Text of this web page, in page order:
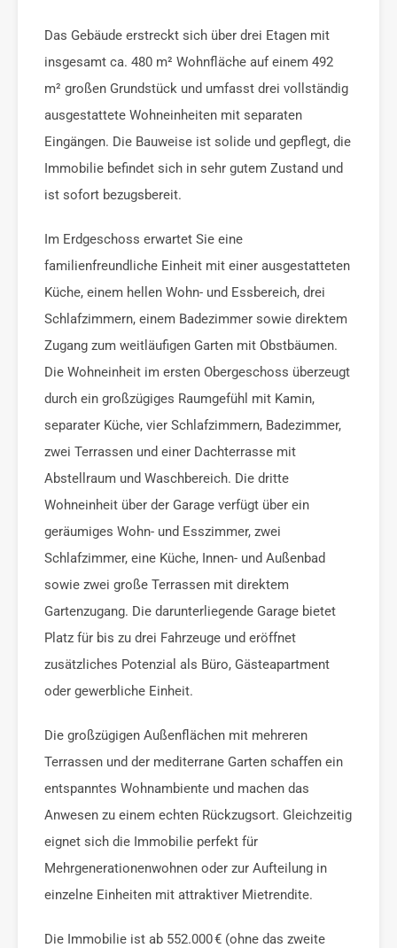
Das Gebäude erstreckt sich über drei Etagen mit
insgesamt ca. 480 m² Wohnfläche auf einem 492
m² großen Grundstück und umfasst drei vollständig
ausgestattete Wohneinheiten mit separaten
Eingängen. Die Bauweise ist solide und gepflegt, die
Immobilie befindet sich in sehr gutem Zustand und
ist sofort bezugsbereit.
Im Erdgeschoss erwartet Sie eine
familienfreundliche Einheit mit einer ausgestatteten
Küche, einem hellen Wohn- und Essbereich, drei
Schlafzimmern, einem Badezimmer sowie direktem
Zugang zum weitläufigen Garten mit Obstbäumen.
Die Wohneinheit im ersten Obergeschoss überzeugt
durch ein großzügiges Raumgefühl mit Kamin,
separater Küche, vier Schlafzimmern, Badezimmer,
zwei Terrassen und einer Dachterrasse mit
Abstellraum und Waschbereich. Die dritte
Wohneinheit über der Garage verfügt über ein
geräumiges Wohn- und Esszimmer, zwei
Schlafzimmer, eine Küche, Innen- und Außenbad
sowie zwei große Terrassen mit direktem
Gartenzugang. Die darunterliegende Garage bietet
Platz für bis zu drei Fahrzeuge und eröffnet
zusätzliches Potenzial als Büro, Gästeapartment
oder gewerbliche Einheit.
Die großzügigen Außenflächen mit mehreren
Terrassen und der mediterrane Garten schaffen ein
entspanntes Wohnambiente und machen das
Anwesen zu einem echten Rückzugsort. Gleichzeitig
eignet sich die Immobilie perfekt für
Mehrgenerationenwohnen oder zur Aufteilung in
einzelne Einheiten mit attraktiver Mietrendite.
Die Immobilie ist ab 552.000 € (ohne das zweite